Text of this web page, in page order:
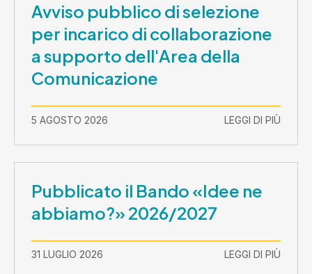
Avviso pubblico di selezione
per incarico di collaborazione
a supporto dell'Area della
Comunicazione
5 AGOSTO 2026 LEGGI DI PIÙ
Pubblicato il Bando «Idee ne
abbiamo?» 2026/2027
31 LUGLIO 2026 LEGGI DI PIÙ